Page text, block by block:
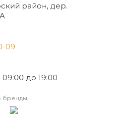
район, дер.
09
до 19:00
бренды